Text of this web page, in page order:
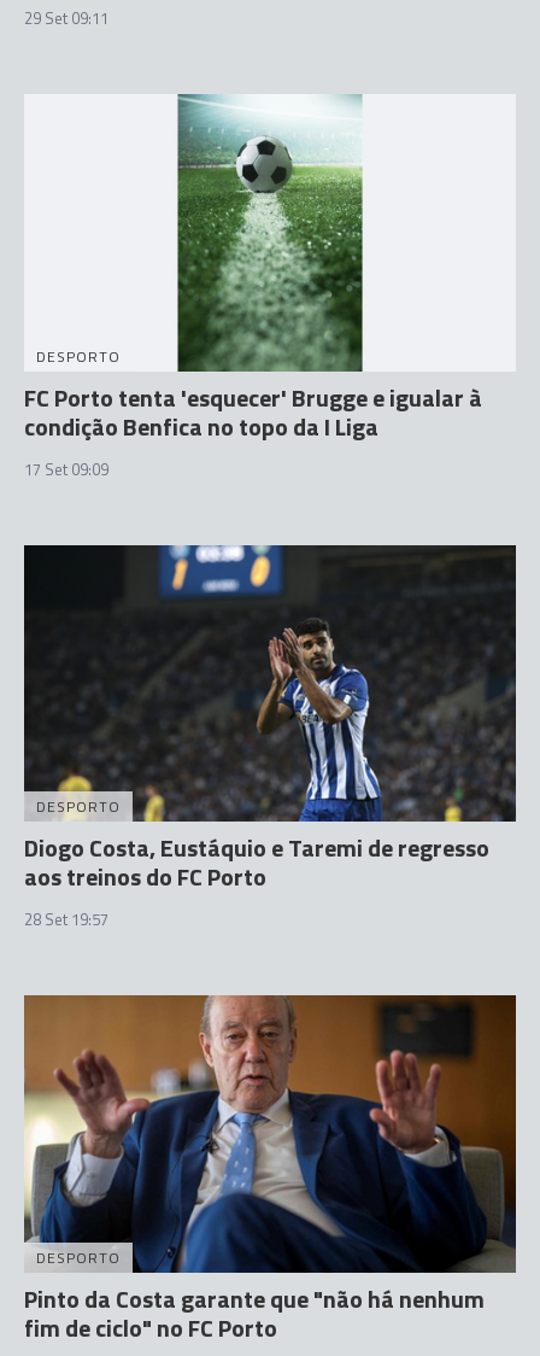
29 Set 09:11
DESPORTO
FC Porto tenta 'esquecer' Brugge e igualar à
condição Benfica no topo da I Liga
17 Set 09:09
DESPORTO
Diogo Costa, Eustáquio e Taremi de regresso
aos treinos do FC Porto
28 Set 19:57
DESPORTO
Pinto da Costa garante que "não há nenhum
fim de ciclo" no FC Porto